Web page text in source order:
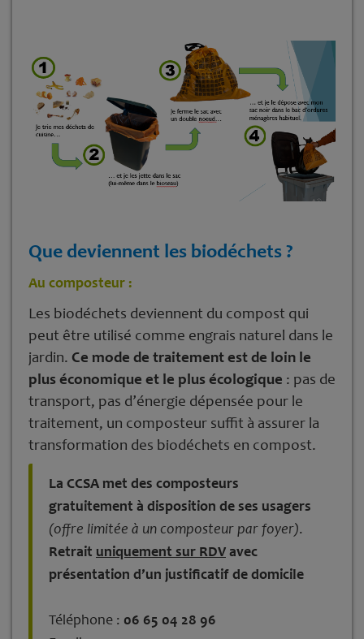
Que deviennent les biodéchets ?
Au composteur :
Les biodéchets deviennent du compost qui
peut être utilisé comme engrais naturel dans le
jardin. Ce mode de traitement est de loin le
plus économique et le plus écologique : pas de
transport, pas d’énergie dépensée pour le
traitement, un composteur suffit à assurer la
transformation des biodéchets en compost.
La CCSA met des composteurs
gratuitement à disposition de ses usagers
(offre limitée à un composteur par foyer).
Retrait uniquement sur RDVavec
présentation d’un justificatif de domicile
Téléphone : 06 65 04 28 96